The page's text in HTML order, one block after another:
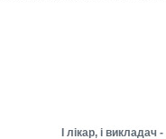
І лікар, і